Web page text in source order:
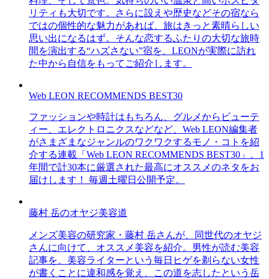
リティも大切です。さらに設えや歴史などその宿なら
ではの個性的な魅力があれば、旅はきっと素晴らしい
思い出になるはず。そんな恋するふたりの大切な旅時
間を演出する“ハズさない”宿を、LEONが実際に訪れ
た中から自信をもってご紹介します。
Web LEON RECOMMENDS BEST30
ファッションや時計はもちろん、グルメからビューテ
ィー、エレクトロニクスなどなど、Web LEON編集者
がさまざまなジャンルのワクワクするモノ・コトを紹
介する連載「Web LEON RECOMMENDS BEST30」。1
年間で計30本に厳選された最高にオススメのネタをお
届けします！ 毎週土曜日公開予定。
藤村 岳のオヤジ美容道
メンズ美容の研究家・藤村 岳さんが、同世代のオヤジ
さんに向けて、オススメ美容を紹介。男性が読む美容
記事を、美容ライターという毎日ヒゲを剃らない女性
が書くことに違和感を覚え、この道を志したという岳